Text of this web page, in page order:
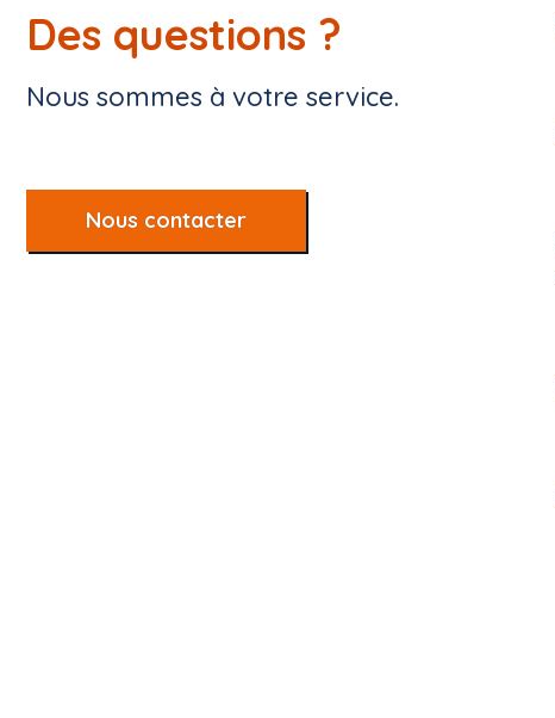
Des questions ?
Nous sommes à votre service.
Nous contacter